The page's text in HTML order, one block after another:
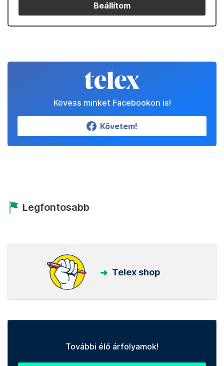
Beállítom
Kövess minket Facebookon is!
Követem!
Legfontosabb
Telex shop
További élő árfolyamok!